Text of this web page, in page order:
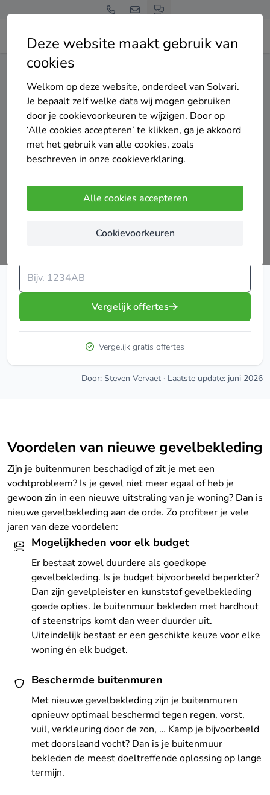
Deze website maakt gebruik van
cookies
Welkom op deze website, onderdeel van Solvari.
Je bepaalt zelf welke data wij mogen gebruiken
door je cookievoorkeuren te wijzigen. Door op
‘Alle cookies accepteren’ te klikken, ga je akkoord
met het gebruik van alle cookies, zoals
beschreven in onze cookieverklaring.
Alle cookies accepteren
Cookievoorkeuren
Home Gevelbekleding
Gevelbekleding
Van plan om gevelbekleding te kopen of te laten plaatsen?
Dan kan je kiezen uit een brede waaier aan mogelijkheden.
gevelbekleding. Hier ontdek je meer over de gemiddelde
prijzen en kan je het brede aanbod vergelijken!
Vul je postcode in
Vergelijk offertes
Vergelijk gratis offertes
Door: Steven Vervaet · Laatste update: juni 2026
Voordelen van nieuwe gevelbekleding
Zijn je buitenmuren beschadigd of zit je met een
vochtprobleem? Is je gevel niet meer egaal of heb je
gewoon zin in een nieuwe uitstraling van je woning? Dan is
nieuwe gevelbekleding aan de orde. Zo profiteer je vele
jaren van deze voordelen:
Mogelijkheden voor elk budget
Er bestaat zowel duurdere als goedkope
gevelbekleding. Is je budget bijvoorbeeld beperkter?
Dan zijn gevelpleister en kunststof gevelbekleding
goede opties. Je buitenmuur bekleden met hardhout
of steenstrips komt dan weer duurder uit.
Uiteindelijk bestaat er een geschikte keuze voor elke
woning én elk budget.
Beschermde buitenmuren
Met nieuwe gevelbekleding zijn je buitenmuren
opnieuw optimaal beschermd tegen regen, vorst,
vuil, verkleuring door de zon, … Kamp je bijvoorbeeld
met doorslaand vocht? Dan is je buitenmuur
bekleden de meest doeltreffende oplossing op lange
termijn.